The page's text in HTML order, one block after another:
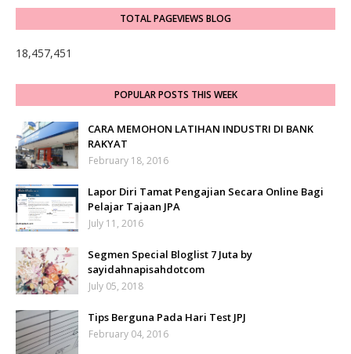
TOTAL PAGEVIEWS BLOG
18,457,451
POPULAR POSTS THIS WEEK
CARA MEMOHON LATIHAN INDUSTRI DI BANK
RAKYAT
February 18, 2016
Lapor Diri Tamat Pengajian Secara Online Bagi
Pelajar Tajaan JPA
July 11, 2016
Segmen Special Bloglist 7 Juta by
sayidahnapisahdotcom
July 05, 2018
Tips Berguna Pada Hari Test JPJ
February 04, 2016